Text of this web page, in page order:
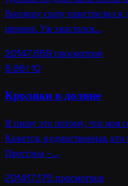
Волчицу сразу пристрелил я
щенков. Уж хвастался…
20147,659 просмотров
8.86/ 10
Кролики в долине
Я пишу это потому, что моя
Кажется, я единственная,
Престона –…
201417,175 просмотров